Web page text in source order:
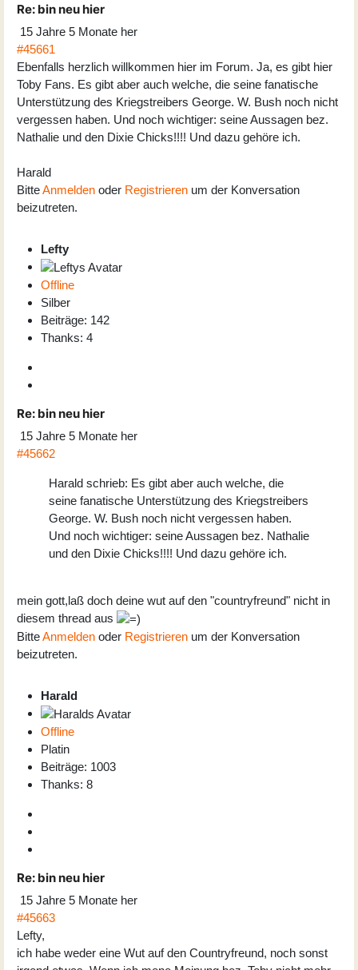
Re: bin neu hier
15 Jahre 5 Monate her
#45661
Ebenfalls herzlich willkommen hier im Forum. Ja, es gibt hier
Toby Fans. Es gibt aber auch welche, die seine fanatische
Unterstützung des Kriegstreibers George. W. Bush noch nicht
vergessen haben. Und noch wichtiger: seine Aussagen bez.
Nathalie und den Dixie Chicks!!!! Und dazu gehöre ich.
Harald
BitteAnmelden oder Registrieren um der Konversation
beizutreten.
Lefty
Offline
Silber
Beiträge: 142
Thanks: 4
Re: bin neu hier
15 Jahre 5 Monate her
#45662
Harald schrieb: Es gibt aber auch welche, die
seine fanatische Unterstützung des Kriegstreibers
George. W. Bush noch nicht vergessen haben.
Und noch wichtiger: seine Aussagen bez. Nathalie
und den Dixie Chicks!!!! Und dazu gehöre ich.
mein gott,laß doch deine wut auf den "countryfreund" nicht in
diesem thread aus
BitteAnmelden oder Registrieren um der Konversation
beizutreten.
Harald
Offline
Platin
Beiträge: 1003
Thanks: 8
Re: bin neu hier
15 Jahre 5 Monate her
#45663
Lefty,
ich habe weder eine Wut auf den Countryfreund, noch sonst